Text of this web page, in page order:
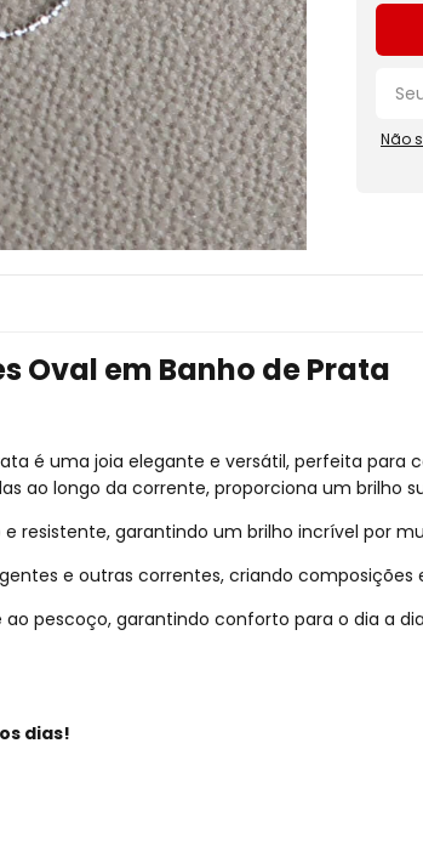
Não
Oval em Banho de Prata
é uma joia elegante e versátil, perfeita
ao longo da corrente, proporciona um brilho
resistente, garantindo um brilho incrível por
e outras correntes, criando composições
pescoço, garantindo conforto para o dia a
dias!